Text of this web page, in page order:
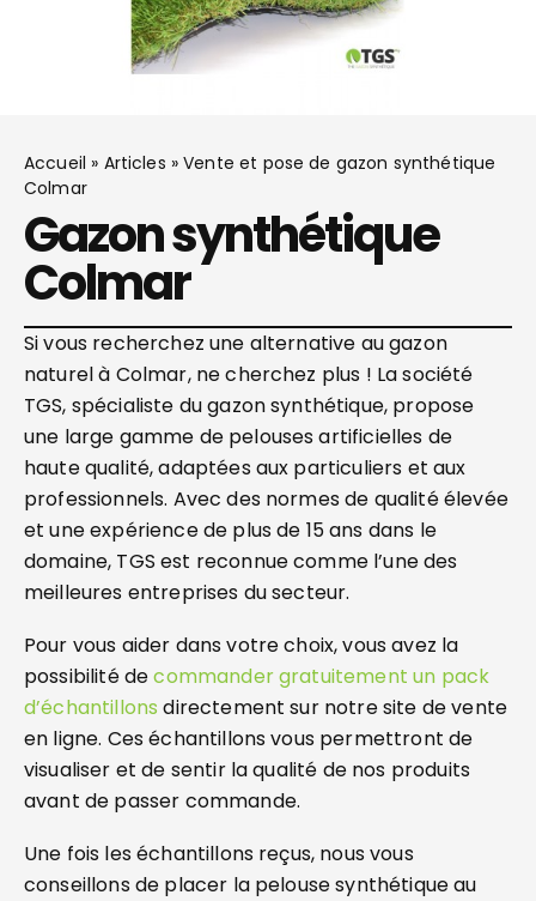
Accueil » Articles »Vente et pose de gazon synthétique
Colmar
Gazon synthétique
Colmar
Si vous recherchez une alternative au gazon
naturel à Colmar, ne cherchez plus ! La société
TGS, spécialiste du gazon synthétique, propose
une large gamme de pelouses artificielles de
haute qualité, adaptées aux particuliers et aux
professionnels. Avec des normes de qualité élevée
et une expérience de plus de 15 ans dans le
domaine, TGS est reconnue comme l’une des
meilleures entreprises du secteur.
Pour vous aider dans votre choix, vous avez la
possibilité decommander gratuitement un pack
d’échantillons directement sur notre site de vente
en ligne. Ces échantillons vous permettront de
visualiser et de sentir la qualité de nos produits
avant de passer commande.
Une fois les échantillons reçus, nous vous
conseillons de placer la pelouse synthétique au